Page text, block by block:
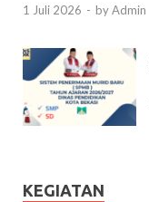
1 Juli 2026 - byAdmin
KEGIATAN